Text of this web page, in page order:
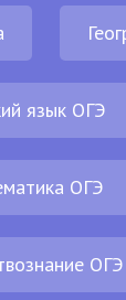
язык ОГЭ
ОГЭ
ОГЭ